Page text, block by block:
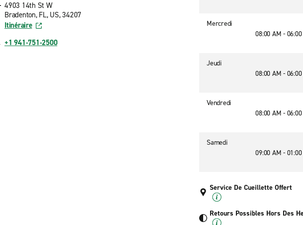
4903 14th St W
Bradenton, FL, US, 34207
Itinéraire
+1 941-751-2500
Mercredi
08:00 AM -
Jeudi
08:00 AM -
Vendredi
08:00 AM -
Samedi
09:00 AM -
Service De Cueillette Offert
Retours Possibles Hors Des